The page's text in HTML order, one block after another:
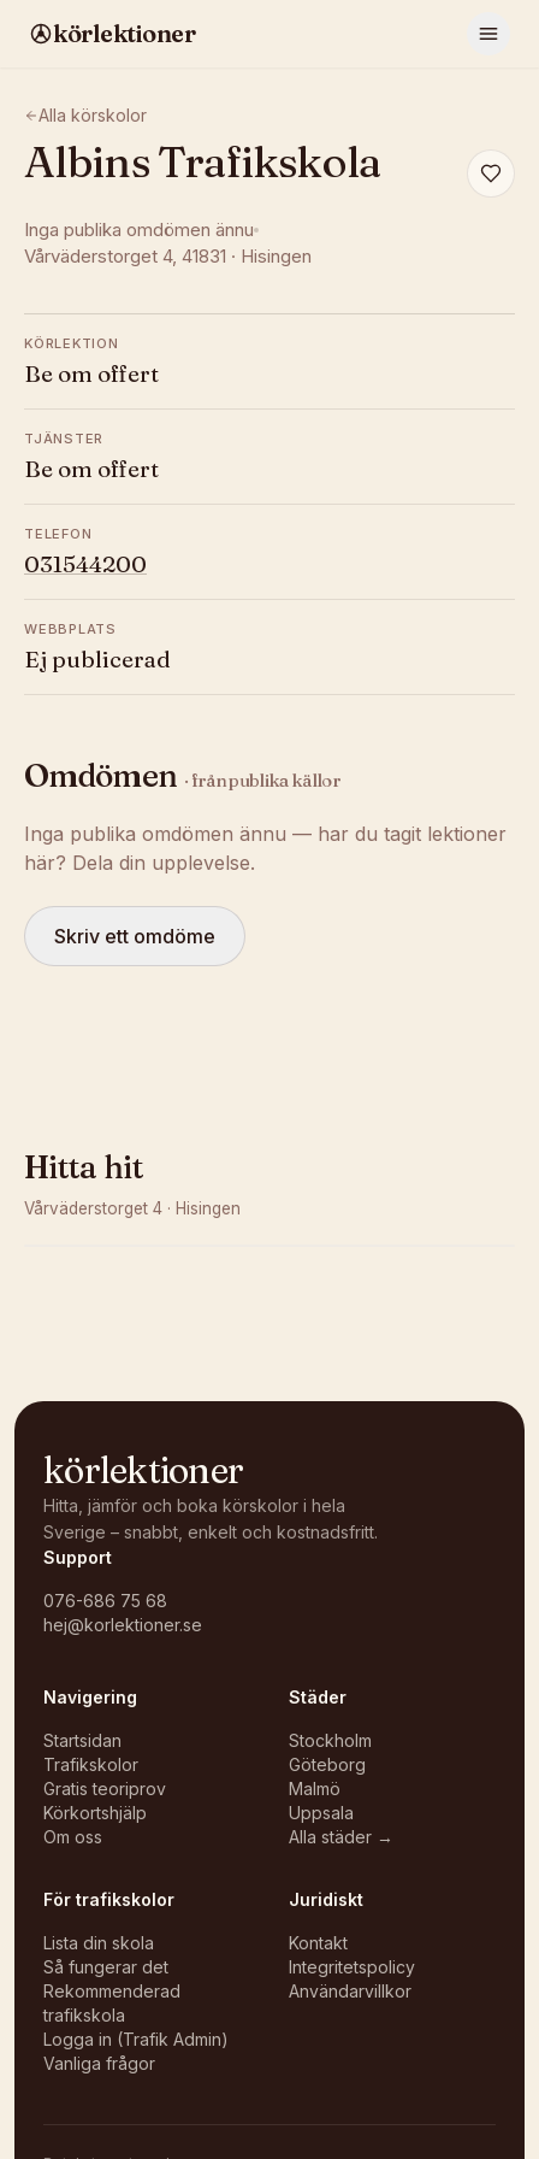
körlektioner
Alla körskolor
Albins Trafikskola
Inga publika omdömen ännu
Vårväderstorget 4, 41831 · Hisingen
KÖRLEKTION
Be om offert
TJÄNSTER
Be om offert
TELEFON
031544200
WEBBPLATS
Ej publicerad
Omdömen · från publika källor
Inga publika omdömen ännu — har du tagit lektioner
här? Dela din upplevelse.
Skriv ett omdöme
Hitta hit
Vårväderstorget 4 · Hisingen
körlektioner
Hitta, jämför och boka körskolor i hela
Sverige – snabbt, enkelt och kostnadsfritt.
Support
076-686 75 68
hej@korlektioner.se
Navigering
Startsidan
Trafikskolor
Gratis teoriprov
Körkortshjälp
Om oss
Städer
Stockholm
Göteborg
Malmö
Uppsala
Alla städer →
För trafikskolor
Lista din skola
Så fungerar det
Rekommenderad
trafikskola
Logga in (Trafik Admin)
Vanliga frågor
Juridiskt
Kontakt
Integritetspolicy
Användarvillkor